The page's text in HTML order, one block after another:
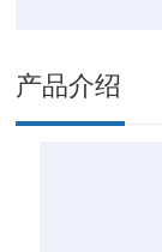
产品介绍